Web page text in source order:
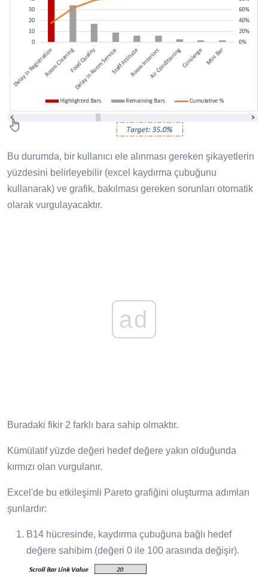
Bu durumda, bir kullanıcı ele alınması gereken şikayetlerin
yüzdesini belirleyebilir (excel kaydırma çubuğunu
kullanarak) ve grafik, bakılması gereken sorunları otomatik
olarak vurgulayacaktır.
ad
Buradaki fikir 2 farklı bara sahip olmaktır.
Kümülatif yüzde değeri hedef değere yakın olduğunda
kırmızı olan vurgulanır.
Excel'de bu etkileşimli Pareto grafiğini oluşturma adımları
şunlardır:
B14 hücresinde, kaydırma çubuğuna bağlı hedef
değere sahibim (değeri 0 ile 100 arasında değişir).